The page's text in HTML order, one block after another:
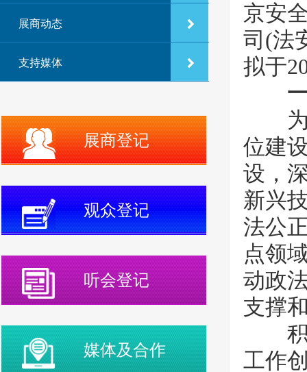
展商动态
支持媒体
展商登记
观众登记
听会登记
媒体及合作
京安
司(法
拟于
为
位建
设，
新兴
法公
点领
动政
支撑
积
工作